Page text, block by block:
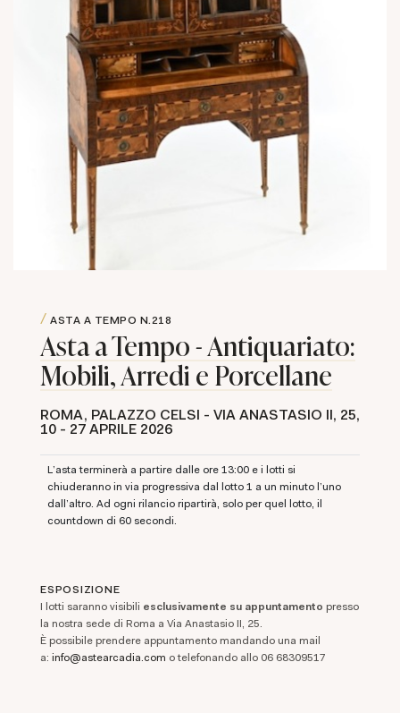
ASTA A TEMPO N.218
Asta a Tempo - Antiquariato:
Mobili, Arredi e Porcellane
ROMA, PALAZZO CELSI - VIA ANASTASIO II, 25,
10 - 27 APRILE 2026
L'asta terminerà a partire dalle ore 13:00 e i lotti si
chiuderanno in via progressiva dal lotto 1 a un minuto l'uno
dall'altro. Ad ogni rilancio ripartirà, solo per quel lotto, il
countdown di 60 secondi.
ESPOSIZIONE
I lotti saranno visibili esclusivamente su appuntamento presso
la nostra sede di Roma a Via Anastasio II, 25.
È possibile prendere appuntamento mandando una mail
a: info@astearcadia.com o telefonando allo 06 68309517